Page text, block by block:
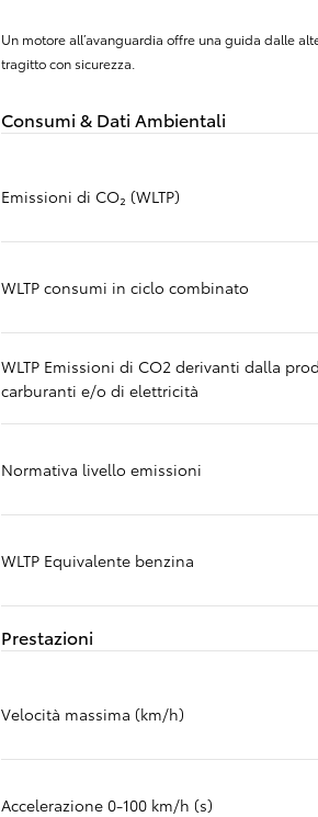
Un motore all’avanguardia offre una guida dalle
tragitto con sicurezza.
Consumi & Dati Ambientali
Emissioni di CO₂ (WLTP)
WLTP consumi in ciclo combinato
WLTP Emissioni di CO2 derivanti dalla
carburanti e/o di elettricità
Normativa livello emissioni
WLTP Equivalente benzina
Prestazioni
Velocità massima (km/h)
Accelerazione 0-100 km/h (s)